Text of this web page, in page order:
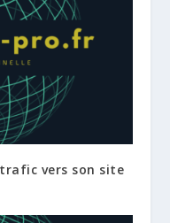
vers son site